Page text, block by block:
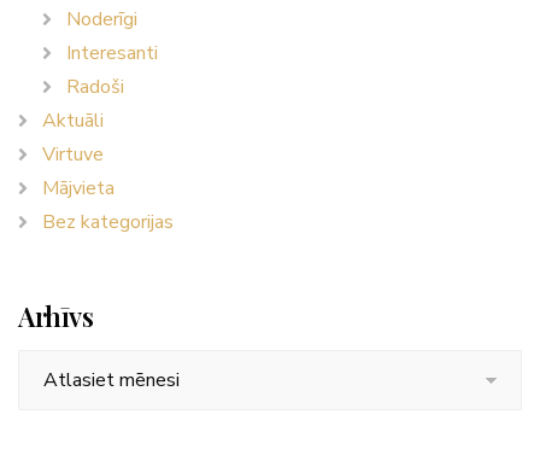
Noderīgi
Interesanti
Radoši
Aktuāli
Virtuve
Mājvieta
Bez kategorijas
Arhīvs